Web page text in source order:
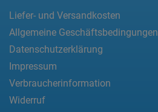
Liefer- und Versandkosten
Allgemeine Geschäftsbedingungen
Datenschutzerklärung
Impressum
Verbraucherinformation
Widerruf